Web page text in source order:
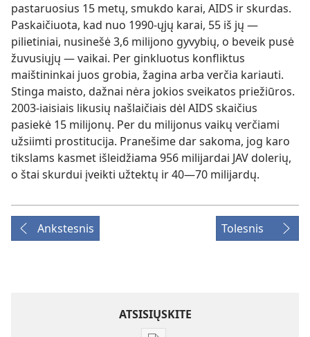
pastaruosius 15 metų, smukdo karai, AIDS ir skurdas.
Paskaičiuota, kad nuo 1990-ųjų karai, 55 iš jų —
pilietiniai, nusinešė 3,6 milijono gyvybių, o beveik pusė
žuvusiųjų — vaikai. Per ginkluotus konfliktus
maištininkai juos grobia, žagina arba verčia kariauti.
Stinga maisto, dažnai nėra jokios sveikatos priežiūros.
2003-iaisiais likusių našlaičiais dėl AIDS skaičius
pasiekė 15 milijonų. Per du milijonus vaikų verčiami
užsiimti prostitucija. Pranešime dar sakoma, jog karo
tikslams kasmet išleidžiama 956 milijardai JAV dolerių,
o štai skurdui įveikti užtektų ir 40—70 milijardų.
Ankstesnis Tolesnis
ATSISIŲSKITE